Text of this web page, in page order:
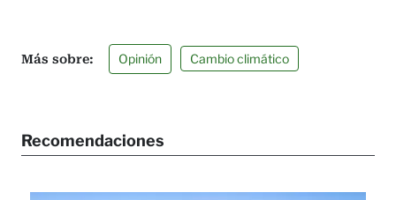
Opinión Cambio climático
Recomendaciones